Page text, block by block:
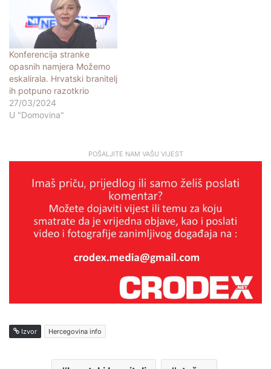
generacija rođeni
šezdesetih godina prošlog
stoljeća stradala je u ratu,
Konferencija stranke
opasnih namjera Možemo
eskalirala. Hrvatski branitelj
ih potpuno razotkrio
27/03/2024
U "Domovina"
POŠALJITE NAM VAŠU VIJEST
Izvor Hercegovina info